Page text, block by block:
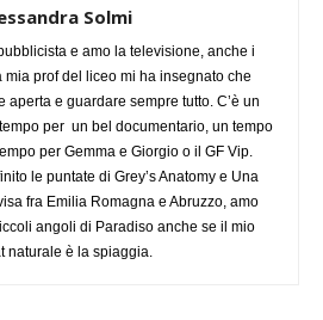
Solmi
e amo la televisione, anche i
mia prof del liceo mi ha insegnato che
aperta e guardare sempre tutto. C’è un
per un bel documentario, un tempo
per Gemma e Giorgio o il GF Vip.
le puntate di Grey’s Anatomy e Una
fra Emilia Romagna e Abruzzo, amo
angoli di Paradiso anche se il mio
naturale è la spiaggia.